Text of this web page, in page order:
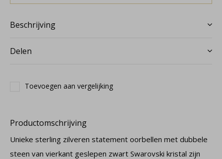
Beschrijving
Delen
Toevoegen aan vergelijking
Productomschrijving
Unieke sterling zilveren statement oorbellen met dubbele
steen van vierkant geslepen zwart Swarovski kristal zijn